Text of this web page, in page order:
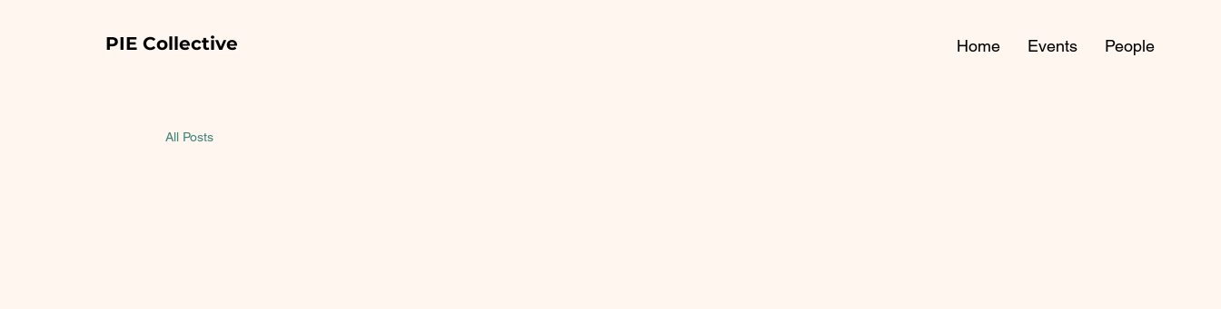
PIE Collective Home Events People
All Posts